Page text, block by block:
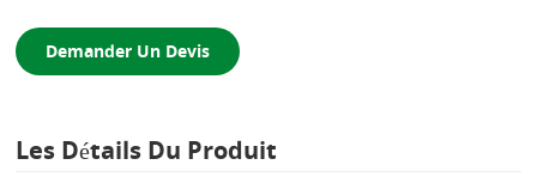
Demander Un Devis
Les Détails Du Produit